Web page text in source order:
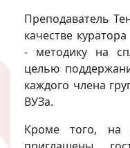
Преподаватель
качестве
- методику на
целью
каждого члена
ВУЗа.
Кроме того, на